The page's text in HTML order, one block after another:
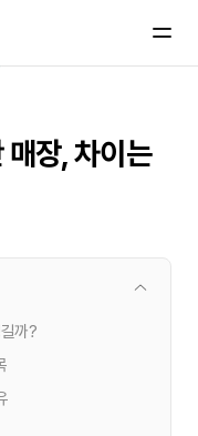
매장, 차이는
까?